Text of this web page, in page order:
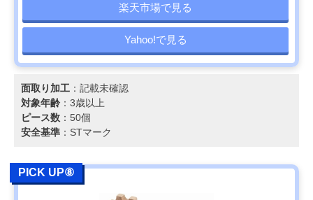
楽天市場で見る
Yahoo!で見る
面取り加工 ：記載未確認
対象年齢 ：3歳以上
ピース数 ：50個
安全基準 ：STマーク
PICK UP⑧